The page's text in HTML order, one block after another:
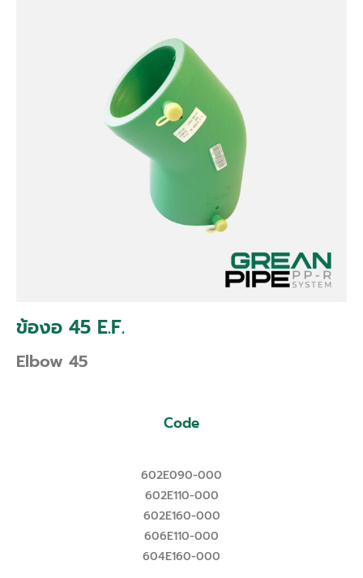
ข้องอ 45 E.F.
Elbow 45
Code
602E090-000
602E110-000
602E160-000
606E110-000
604E160-000